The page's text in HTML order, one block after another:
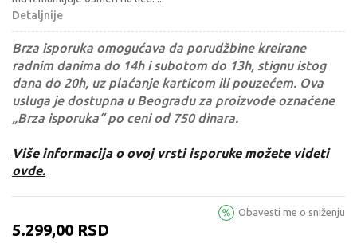
Detaljnije
Brza isporuka omogućava da porudžbine kreirane
radnim danima do 14h i subotom do 13h, stignu istog
dana do 20h, uz plaćanje karticom ili pouzećem. Ova
usluga je dostupna u Beogradu za proizvode označene
„Brza isporuka“ po ceni od 750 dinara.
Više informacija o ovoj vrsti isporuke možete videti
ovde.
5.299,00 RSD
Obavesti me o sniženju